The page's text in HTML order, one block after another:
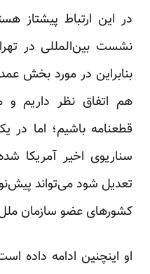
در این ارتباط پیشتاز
نشست بین‌المللی در
بنابراین در مورد بخش
هم اتفاق نظر داریم و
قطعنامه باشیم؛ اما در
سناریوی اخیر آمریکا
تعدیل شود می‌تواند
کشورهای عضو سازمان
او اینچنین ادامه داده